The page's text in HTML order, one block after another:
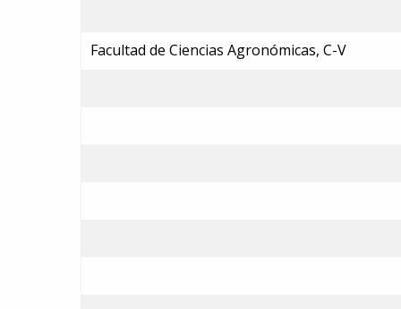
Facultad de Ciencias Agronómicas, C-V